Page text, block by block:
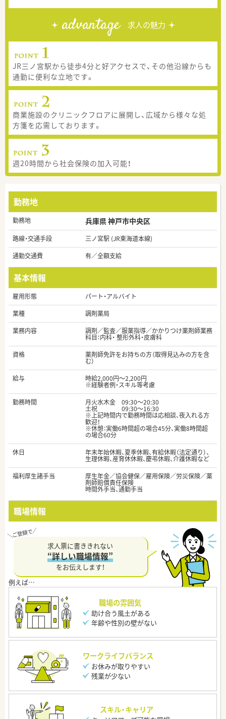
advantage 求人の魅力
JR三ノ宮駅から徒歩4分と好アクセスで、その他沿線からも
通勤に便利な立地です。
商業施設のクリニックフロアに展開し、広域から様々な処
方箋を応需しております。
週20時間から社会保険の加入可能！
勤務地
勤務地 兵庫県 神戸市中央区
路線・交通手段
三ノ宮駅 (JR東海道本線)
通勤交通費
有／全額支給
基本情報
雇用形態
パート・アルバイト
業種
調剤薬局
業務内容
調剤／監査／服薬指導／かかりつけ薬剤師業務
科目：内科・ 整形外科・皮膚科
資格
薬剤師免許をお持ちの方（取得見込みの方を含
む）
給与
時給2,000円～2,200円
※経験者例・スキル等考慮
勤務時間
月火水木金 09:30～20:30
土祝 09:30～16:30
※上記時間内で勤務時間は応相談、夜入れる方
歓迎！
※休憩：実働6時間超の場合45分、実働8時間超
の場合60分
休日
年末年始休暇、夏季休暇、有給休暇（法定通り）、
生理休暇、産育休休暇、慶弔休暇、介護休暇など
福利厚生諸手当
厚生年金／協会健保／雇用保険／労災保険／薬
剤師賠償責任保険
時間外手当、通勤手当
職場情報
求人票に書ききれない
“詳しい職場情報”
をお伝えします！
職場の雰囲気
助け合う風土がある
年齢や性別の壁がない
ワークライフバランス
お休みが取りやすい
残業が少ない
スキル・キャリア